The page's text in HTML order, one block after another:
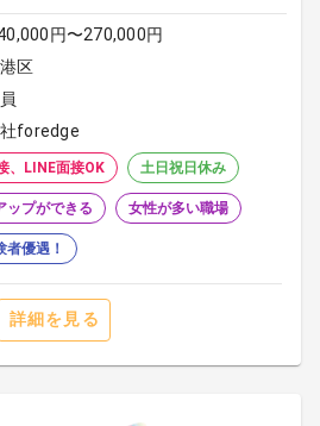
円〜270,000円
区
foredge
、LINE面接OK 土日祝日休み
ップができる 女性が多い職場
者優遇！
詳細を見る